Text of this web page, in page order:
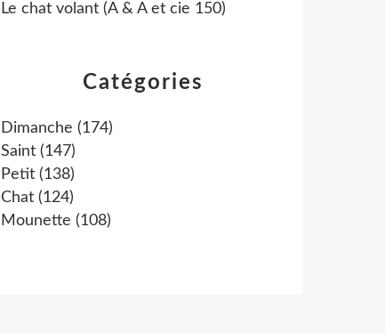
Catégories
Dimanche (174)
Saint (147)
Petit (138)
Chat (124)
Mounette (108)
Le chat volant (A & A et cie 150)